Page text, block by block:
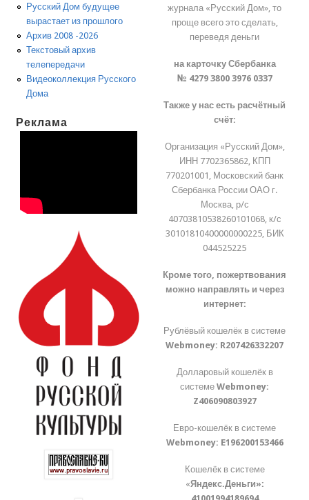
Русский Дом будущее
вырастает из прошлого
Архив 2008 -2026
Текстовый архив
телепередачи
Видеоколлекция Русского
Дома
Реклама
журнала «Русский Дом», то
проще всего это сделать,
переведя деньги
на карточку Сбербанка
№ 4279 3800 3976 0337
Также у нас есть расчётный
счёт:
Организация «Русский Дом»,
ИНН 7702365862, КПП
770201001, Московский банк
Сбербанка России ОАО г.
Москва, р/с
40703810538260101068, к/с
30101810400000000225, БИК
044525225
Кроме того, пожертвования
можно направлять и через
интернет:
Рублёвый кошелёк в системе
Webmoney: R207426332207
Долларовый кошелёк в
системеWebmoney:
Z406090803927
Евро-кошелёк в системе
Webmoney: E196200153466
Кошелёк в системе
«Яндекс.Деньги»: